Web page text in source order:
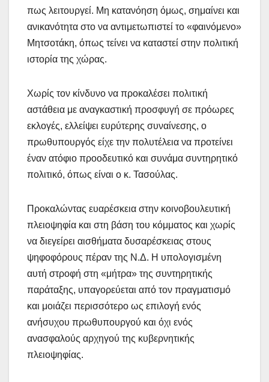
πως λειτουργεί. Μη κατανόηση όμως, σημαίνει και
ανικανότητα στο να αντιμετωπιστεί το «φαινόμενο»
Μητσοτάκη, όπως τείνει να καταστεί στην πολιτική
ιστορία της χώρας.
Χωρίς τον κίνδυνο να προκαλέσει πολιτική
αστάθεια με αναγκαστική προσφυγή σε πρόωρες
εκλογές, ελλείψει ευρύτερης συναίνεσης, ο
πρωθυπουργός είχε την πολυτέλεια να προτείνει
έναν ατόφιο προοδευτικό και συνάμα συντηρητικό
πολιτικό, όπως είναι ο κ. Τασούλας.
Προκαλώντας ευαρέσκεια στην κοινοβουλευτική
πλειοψηφία και στη βάση του κόμματος και χωρίς
να διεγείρει αισθήματα δυσαρέσκειας στους
ψηφοφόρους πέραν της Ν.Δ. Η υπολογισμένη
αυτή στροφή στη «μήτρα» της συντηρητικής
παράταξης, υπαγορεύεται από τον πραγματισμό
και μοιάζει περισσότερο ως επιλογή ενός
ανήσυχου πρωθυπουργού και όχι ενός
ανασφαλούς αρχηγού της κυβερνητικής
πλειοψηφίας.